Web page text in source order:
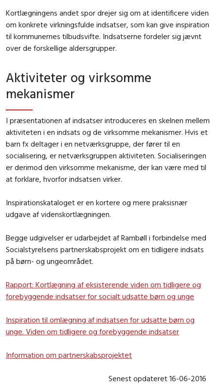
Kortlægningens andet spor drejer sig om at identificere viden
om konkrete virkningsfulde indsatser, som kan give inspiration
til kommunernes tilbudsvifte. Indsatserne fordeler sig jævnt
over de forskellige aldersgrupper.
Aktiviteter og virksomme
mekanismer
I præsentationen af indsatser introduceres en skelnen mellem
aktiviteten i en indsats og de virksomme mekanismer. Hvis et
barn fx deltager i en netværksgruppe, der fører til en
socialisering, er netværksgruppen aktiviteten. Socialiseringen
er derimod den virksomme mekanisme, der kan være med til
at forklare, hvorfor indsatsen virker.
Inspirationskataloget er en kortere og mere praksisnær
udgave af videnskortlægningen.
Begge udgivelser er udarbejdet af Rambøll i forbindelse med
Socialstyrelsens partnerskabsprojekt om en tidligere indsats
på børn- og ungeområdet.
Rapport: Kortlægning af eksisterende viden om tidligere og
forebyggende indsatser for socialt udsatte børn og unge
Inspiration til omlægning af indsatsen for udsatte børn og
unge. Viden om tidligere og forebyggende indsatser
Information om partnerskabsprojektet
Senest opdateret 16-06-2016